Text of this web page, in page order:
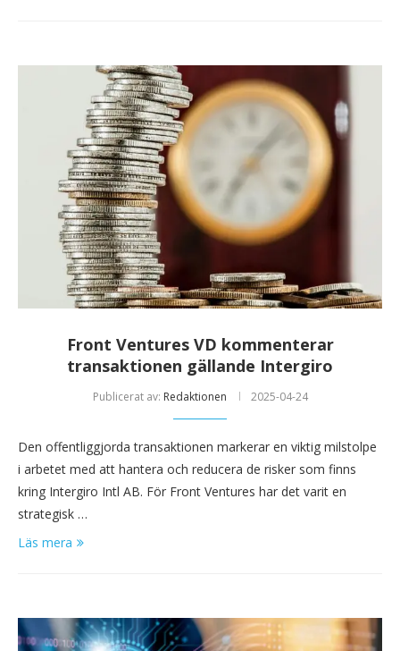
Front Ventures VD kommenterar
transaktionen gällande Intergiro
Publicerat av: Redaktionen 2025-04-24
Den offentliggjorda transaktionen markerar en viktig milstolpe
i arbetet med att hantera och reducera de risker som finns
kring Intergiro Intl AB. För Front Ventures har det varit en
strategisk …
Läs mera